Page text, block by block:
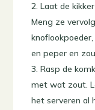
Laat de
Meng ze
en peper en
Rasp de
met wat zout.
het serveren al